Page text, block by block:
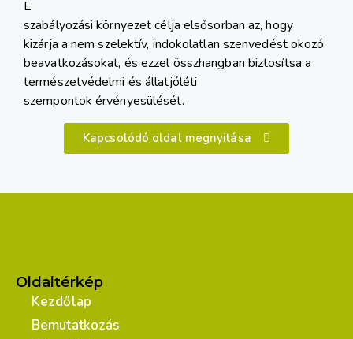
E
szabályozási környezet célja elsősorban az, hogy
kizárja a nem szelektív, indokolatlan szenvedést okozó
beavatkozásokat, és ezzel összhangban biztosítsa a
természetvédelmi és állatjóléti
szempontok érvényesülését.
Kapcsolódó oldal megnyitása
Oldaltérkép
Kezdőlap
Bemutatkozás